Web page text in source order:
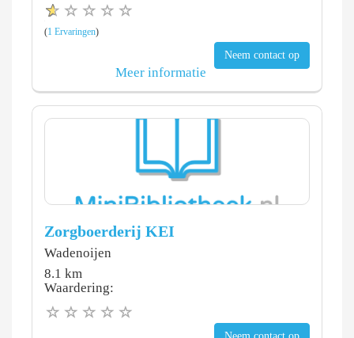
(1 Ervaringen)
Neem contact op
Meer informatie
Zorgboerderij KEI
Wadenoijen
8.1 km
Waardering: